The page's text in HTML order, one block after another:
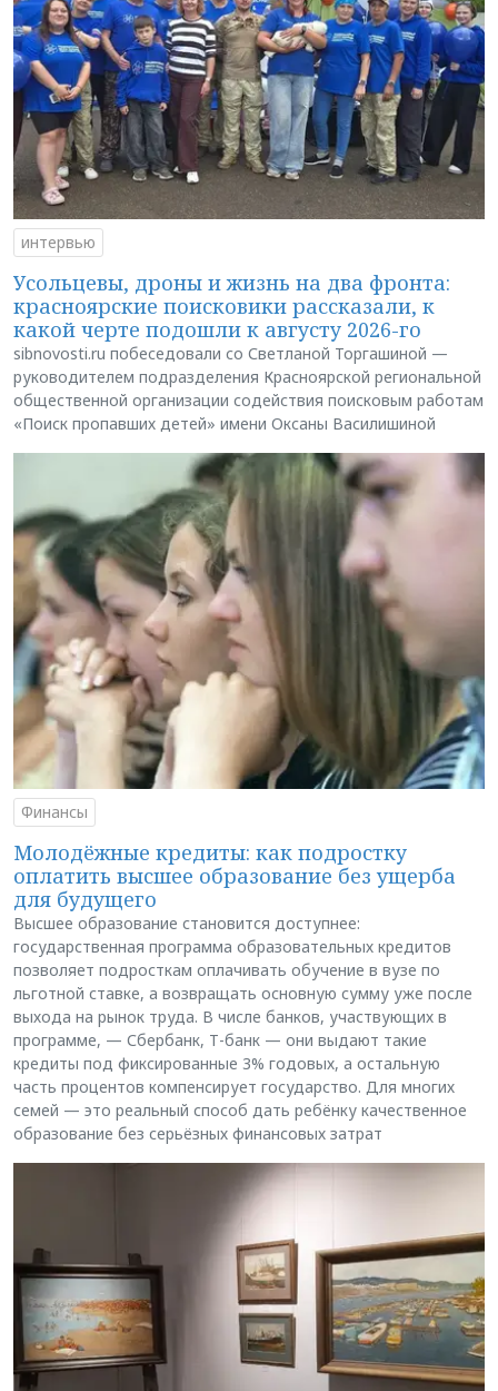
интервью
Усольцевы, дроны и жизнь на два фронта:
красноярские поисковики рассказали, к
какой черте подошли к августу 2026-го
sibnovosti.ru побеседовали со Светланой Торгашиной —
руководителем подразделения Красноярской региональной
общественной организации содействия поисковым работам
«Поиск пропавших детей» имени Оксаны Василишиной
Финансы
Молодёжные кредиты: как подростку
оплатить высшее образование без ущерба
для будущего
Высшее образование становится доступнее:
государственная программа образовательных кредитов
позволяет подросткам оплачивать обучение в вузе по
льготной ставке, а возвращать основную сумму уже после
выхода на рынок труда. В числе банков, участвующих в
программе, — Сбербанк, Т-банк — они выдают такие
кредиты под фиксированные 3% годовых, а остальную
часть процентов компенсирует государство. Для многих
семей — это реальный способ дать ребёнку качественное
образование без серьёзных финансовых затрат